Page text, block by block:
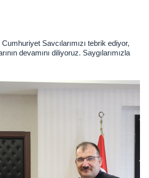
Kurumu
Kurumu
Savcılarımızı tebrik ediyor,
devamını diliyoruz. Saygılarımızla